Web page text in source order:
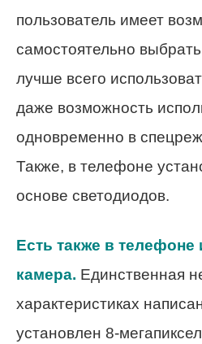
пользователь имеет
самостоятельно
лучше всего
даже возможность
одновременно в
Также, в телефоне
основе светодиодов.
Есть также в
камера. Единственная
характеристиках
установлен 8-